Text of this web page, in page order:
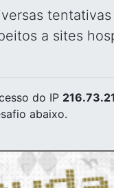
a sites
do IP
abaixo.